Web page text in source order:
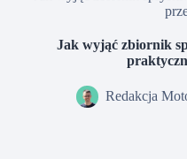
Jak wyjąć zbiornik
Redakcja